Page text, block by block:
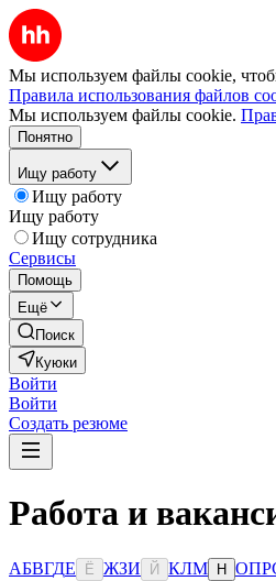
Мы используем файлы cookie,
Правила использования файлов
Мы используем файлы cookie.
Понятно
Ищу работу
Ищу работу
Ищу работу
Ищу сотрудника
Сервисы
Помощь
Ещё
Поиск
Куюки
Войти
Войти
Создать резюме
Работа и
АБВГДЕ Ё ЖЗИ Й КЛМ Н ОПР